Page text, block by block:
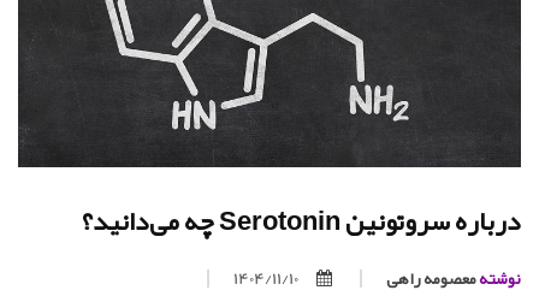
درباره سروتونین Serotonin چه می‌دانید؟
نوشتهمعصومه راهی
1404/11/10